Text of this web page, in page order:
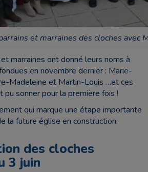
et marraines des cloches avec
marraines ont donné leurs noms à
en novembre dernier : Marie-
Madeleine et Martin-Louis …et ces
pu sonner pour la première fois !
qui marque une étape importante
la future église en construction.
des cloches
3 juin